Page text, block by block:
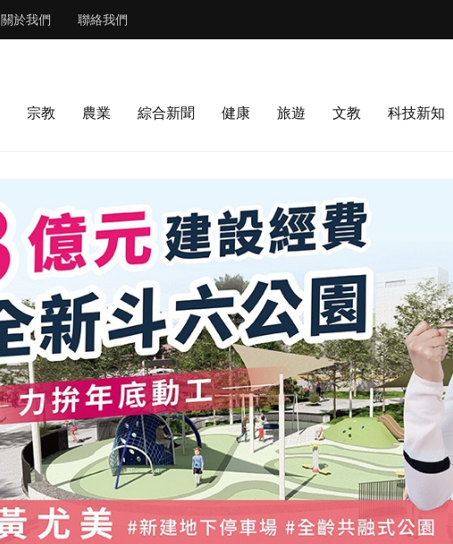
關於我們 聯絡我們
宗教 農業 綜合新聞 健康 旅遊 文教 科技新知